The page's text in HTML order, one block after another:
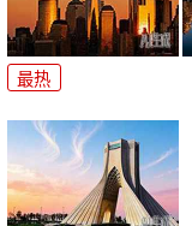
最热